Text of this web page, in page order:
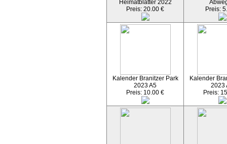
Heimatblätter 2022
Preis: 20.00 €
Preis:
Kalender Branitzer Park
2023 A5
Preis: 10.00 €
Kalender
2023
Preis: